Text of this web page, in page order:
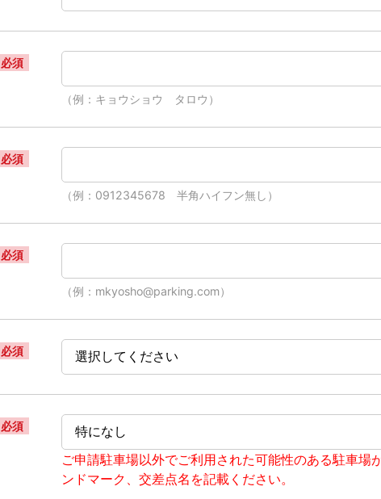
必須
（例：キョウショウ タロウ）
必須
（例：0912345678 半角ハイフン無し）
必須
（例：mkyosho@parking.com）
必須
必須
ご申請駐車場以外でご利用された可能性のある駐車場
ンドマーク、交差点名を記載ください。